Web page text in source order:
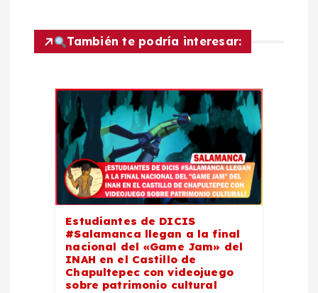
c
También te podría interesar:
Estudiantes de DICIS
#Salamanca llegan a la final
nacional del «Game Jam» del
INAH en el Castillo de
Chapultepec con videojuego
sobre patrimonio cultural